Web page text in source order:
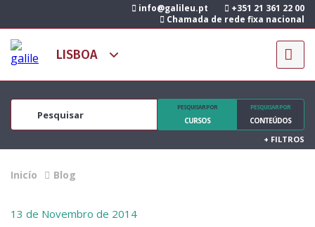
info@galileu.pt
+351 21 361 22 00
Chamada de rede fixa nacional
PESQUISAR POR
CURSOS
PESQUISAR POR
CONTEÚDOS
+ FILTROS
Inicío Blog
13 de Novembro de 2014